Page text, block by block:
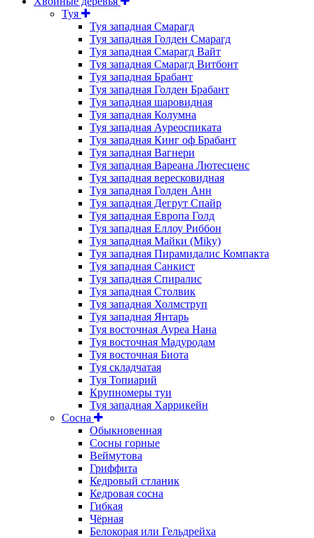
Туя
Туя западная Смарагд
Туя западная Голден Смарагд
Туя западная Смарагд Вайт
Туя западная Смарагд Витбонт
Туя западная Брабант
Туя западная Голден Брабант
Туя западная шаровидная
Туя западная Колумна
Туя западная Ауреоспиката
Туя западная Кинг оф Брабант
Туя западная Вагнери
Туя западная Вареана Лютесценс
Туя западная вересковидная
Туя западная Голден Анн
Туя западная Дегрут Спайр
Туя западная Европа Голд
Туя западная Еллоу Риббон
Туя западная Майки (Miky)
Туя западная Пирамидалис Компакта
Туя западная Санкист
Туя западная Спиралис
Туя западная Столвик
Туя западная Холмструп
Туя западная Янтарь
Туя восточная Ауреа Нана
Туя восточная Мадуродам
Туя восточная Биота
Туя складчатая
Туя Топиарий
Крупномеры туи
Туя западная Харрикейн
Сосна
Обыкновенная
Сосны горные
Веймутова
Гриффита
Кедровый стланик
Кедровая сосна
Гибкая
Чёрная
Белокорая или Гельдрейха